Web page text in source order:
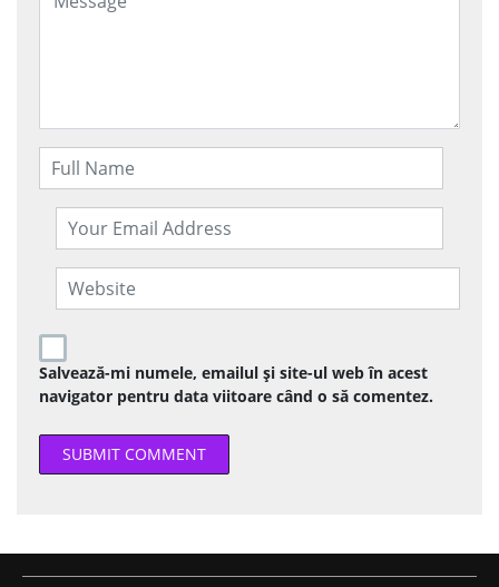
Salvează-mi numele, emailul și site-ul web în acest
navigator pentru data viitoare când o să comentez.